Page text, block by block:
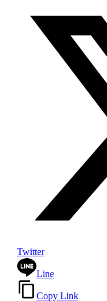
Twitter
Line
Copy Link